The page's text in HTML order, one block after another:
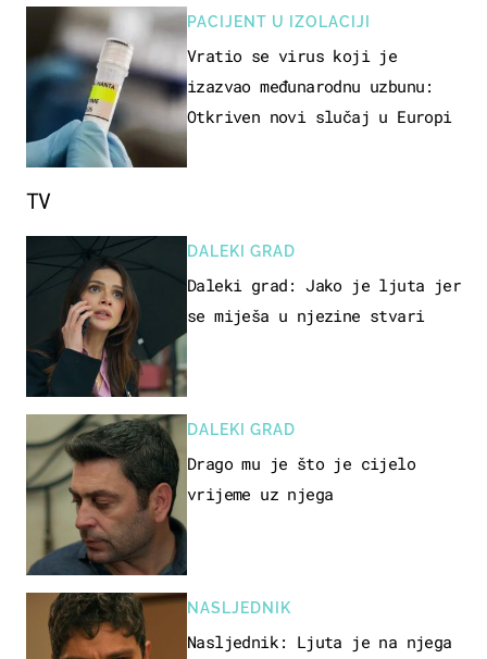
PACIJENT U IZOLACIJI
Vratio se virus koji je
izazvao međunarodnu uzbunu:
Otkriven novi slučaj u Europi
TV
DALEKI GRAD
Daleki grad: Jako je ljuta jer
se miješa u njezine stvari
DALEKI GRAD
Drago mu je što je cijelo
vrijeme uz njega
NASLJEDNIK
Nasljednik: Ljuta je na njega